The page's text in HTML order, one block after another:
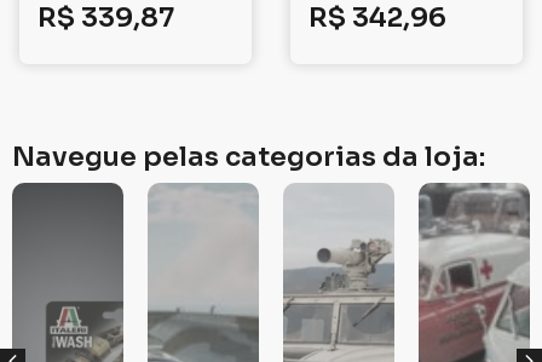
R$ 339,87 R$ 342,96
Navegue pelas categorias da loja: